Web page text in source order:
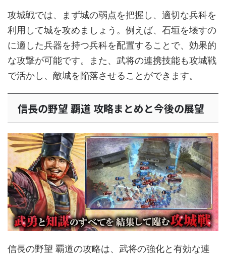
攻城戦では、まず城の弱点を把握し、適切な兵科を
利用して城を攻めましょう。例えば、石垣を壊すの
に適した兵器を持つ兵科を配置することで、効果的
な攻撃が可能です。また、武将の連携技能も攻城戦
で活かし、敵城を陥落させることができます。
信長の野望 覇道 攻略まとめと今後の展望
信長の野望 覇道の攻略は、武将の強化と有効な連